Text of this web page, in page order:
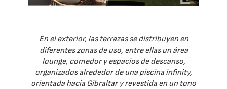
En el exterior, las terrazas se distribuyen en
diferentes zonas de uso, entre ellas un área
lounge, comedor y espacios de descanso,
organizados alrededor de una piscina infinity,
orientada hacia Gibraltar y revestida en un tono